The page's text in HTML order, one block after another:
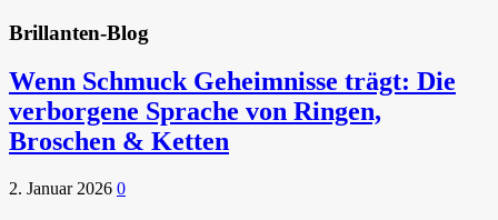
Brillanten-Blog
Wenn Schmuck Geheimnisse trägt: Die
verborgene Sprache von Ringen,
Broschen & Ketten
2. Januar 2026 0